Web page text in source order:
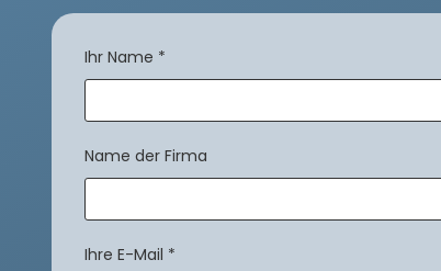
Ihr Name *
Name der Firma
Ihre E-Mail *